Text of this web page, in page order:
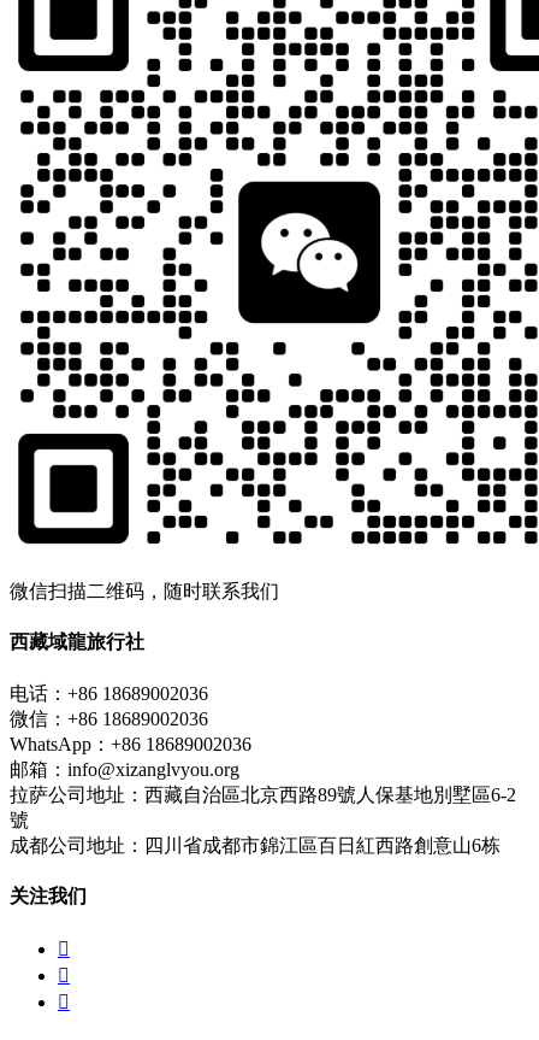
微信扫描二维码，随时联系我们
西藏域龍旅行社
电话：+86 18689002036
微信：+86 18689002036
WhatsApp：+86 18689002036
邮箱：info@xizanglvyou.org
拉萨公司地址：西藏自治區北京西路89號人保基地別墅區6-2
號
成都公司地址：四川省成都市錦江區百日紅西路創意山6栋
关注我们


